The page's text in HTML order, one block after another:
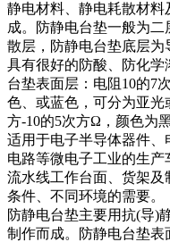
静电材料、静电耗散材
成。防静电台垫一般为
散层，防静电台垫底层为
具有很好的防酸、防化
台垫表面层：电阻10的7
色、或蓝色，可分为亚光
方-10的5次方Ω，颜色为
适用于电子半导体器件
电路等微电子工业的生产
流水线工作台面、货架及
条件、不同环境的需要。
防静电台垫主要用抗(导)
制作而成。防静电台垫表